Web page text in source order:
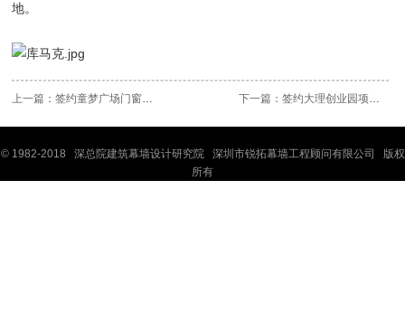
地。
上一篇：签约童梦广场门窗幕墙深化设计项目 下一篇： 签约大理创业园项目外立面二次深..
© 1982-2018 深总院建筑幕墙设计研究院 深圳市锐拓幕墙工程顾问有限公司 版权
所有